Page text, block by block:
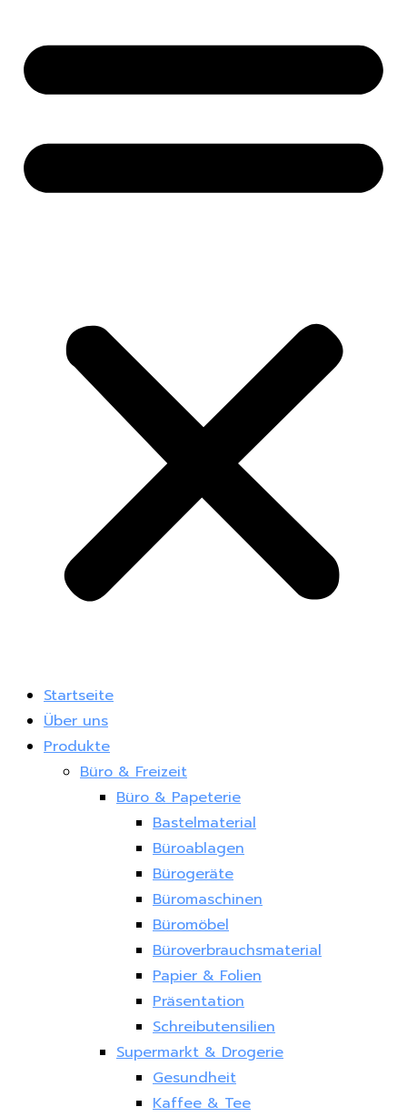
Startseite
Über uns
Produkte
Büro & Freizeit
Büro & Papeterie
Bastelmaterial
Büroablagen
Bürogeräte
Büromaschinen
Büromöbel
Büroverbrauchsmaterial
Papier & Folien
Präsentation
Schreibutensilien
Supermarkt & Drogerie
Gesundheit
Kaffee & Tee